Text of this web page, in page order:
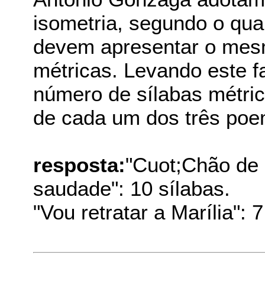
isometria, segundo o
devem apresentar o
métricas. Levando este
número de sílabas
de cada um dos três
resposta:"Cuot;Chão
saudade": 10 sílabas.
"Vou retratar a Marília":